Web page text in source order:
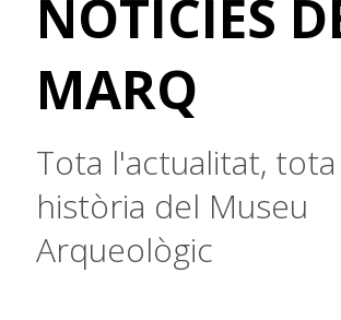
NOTÍCIES
MARQ
Tota l'actualitat, tota
història del Museu
Arqueològic